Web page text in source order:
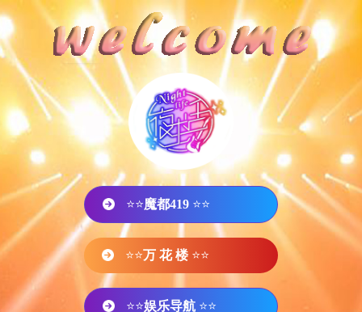
⭐⭐魔都419 ⭐⭐
⭐⭐万 花 楼 ⭐⭐
⭐⭐娱乐导航 ⭐⭐